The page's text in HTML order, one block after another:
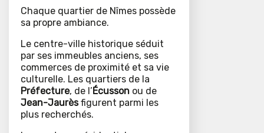
Chaque quartier de Nîmes possède
sa propre ambiance.
Le centre-ville historique séduit
par ses immeubles anciens, ses
commerces de proximité et sa vie
culturelle. Les quartiers de la
Préfecture, de l’Écusson ou de
Jean-Jaurèsfigurent parmi les
plus recherchés.